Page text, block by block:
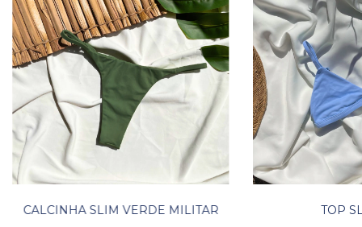
CALCINHA SLIM VERDE MILITAR TOP